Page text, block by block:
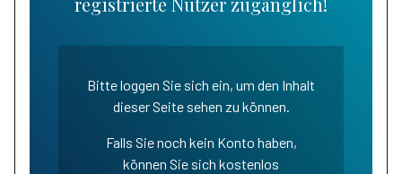
Bitte loggen Sie sich ein, um den Inhalt
dieser Seite sehen zu können.
Falls Sie noch kein Konto haben,
können Sie sich kostenlos